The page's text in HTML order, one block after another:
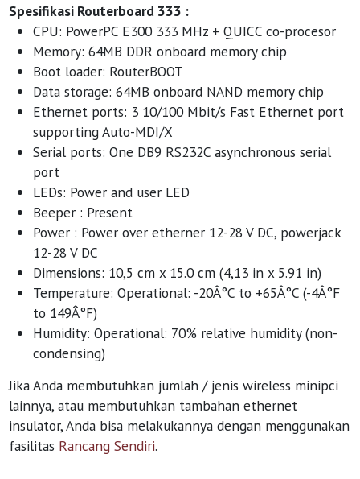
Spesifikasi Routerboard 333 :
CPU: PowerPC E300 333 MHz + QUICC co-procesor
Memory: 64MB DDR onboard memory chip
Boot loader: RouterBOOT
Data storage: 64MB onboard NAND memory chip
Ethernet ports: 3 10/100 Mbit/s Fast Ethernet port
supporting Auto-MDI/X
Serial ports: One DB9 RS232C asynchronous serial
port
LEDs: Power and user LED
Beeper : Present
Power : Power over etherner 12-28 V DC, powerjack
12-28 V DC
Dimensions: 10,5 cm x 15.0 cm (4,13 in x 5.91 in)
Temperature: Operational: -20Â°C to +65Â°C (-4Â°F
to 149Â°F)
Humidity: Operational: 70% relative humidity (non-
condensing)
Jika Anda membutuhkan jumlah / jenis wireless minipci
lainnya, atau membutuhkan tambahan ethernet
insulator, Anda bisa melakukannya dengan menggunakan
fasilitas Rancang Sendiri.